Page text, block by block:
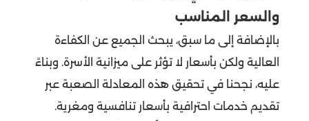
والسعر المناسب
بالإضافة إلى ما سبق، يبحث الجميع عن الكفاءة
العالية ولكن بأسعار لا تؤثر على ميزانية الأسرة. وبناءً
عليه، نجحنا في تحقيق هذه المعادلة الصعبة عبر
تقديم خدمات احترافية بأسعار تنافسية ومغرية.